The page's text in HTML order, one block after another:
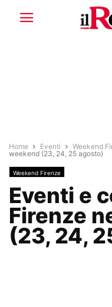
Home Eventi Weekend
weekend (23, 24, 25 agosto)
Weekend Firenze
Eventi e
Firenze
(23, 24,